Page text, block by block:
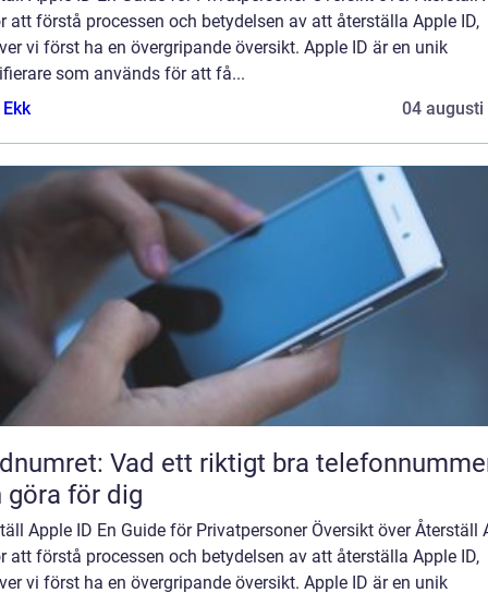
att förstå processen och betydelsen av att återställa Apple ID,
vi först ha en övergripande översikt. Apple ID är en unik
som används för att få...
04 augusti
Vad ett riktigt bra
göra för dig
Apple ID En Guide för Privatpersoner Översikt över Återställ
att förstå processen och betydelsen av att återställa Apple ID,
vi först ha en övergripande översikt. Apple ID är en unik